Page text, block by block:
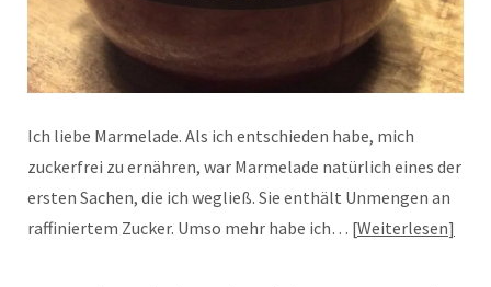
Ich liebe Marmelade. Als ich entschieden habe, mich
zuckerfrei zu ernähren, war Marmelade natürlich eines der
ersten Sachen, die ich wegließ. Sie enthält Unmengen an
raffiniertem Zucker. Umso mehr habe ich… Weiterlesen